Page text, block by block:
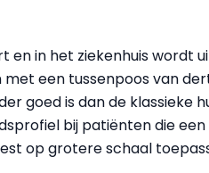
en in het ziekenhuis wordt
een tussenpoos van
goed is dan de klassieke
bij patiënten die
op grotere schaal